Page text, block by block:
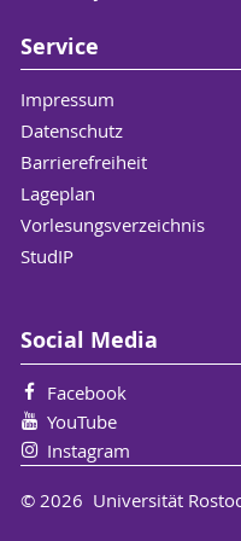
Meier, Dorothea:
Ackermann,
Sigrid (Hg.):
im Krieg? Leben
Psychologie.
Seele. Baden
Service
Impressum
Datenschutz
Barrierefreiheit
Lageplan
Vorlesungsverzeichnis
StudIP
Social Media
Facebook
YouTube
Instagram
© 2026 Universität